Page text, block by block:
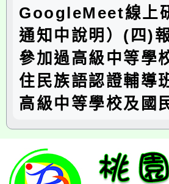
GoogleMeet線上
通知中說明）(四)
參加過高級中等學
住民族語認證輔導
高級中等學校及國